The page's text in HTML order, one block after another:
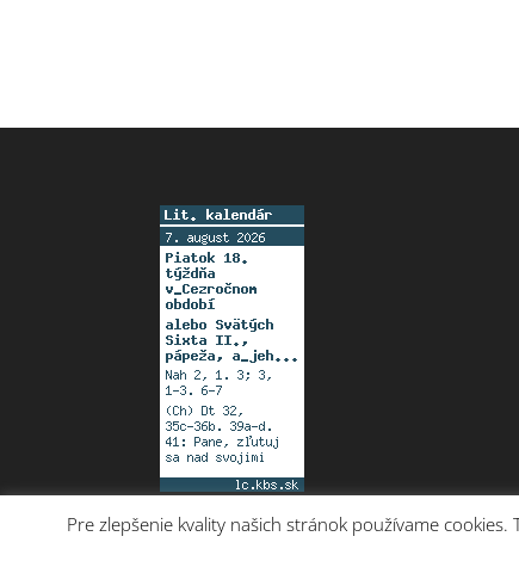
Pre zlepšenie kvality našich stránok používame